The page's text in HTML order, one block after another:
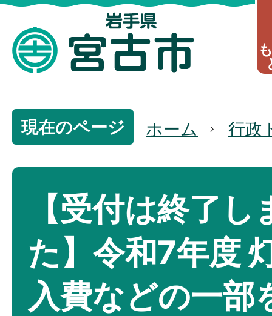
現在のページ ホーム 行政
【受付は終了し
た】令和7年度
入費などの一部